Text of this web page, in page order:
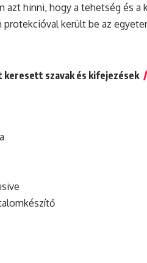
azt hinni, hogy a tehetség és a
protekcióval került be az
keresett szavak és kifejezések